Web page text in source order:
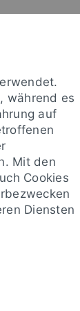
während es
auf
Mit den
Cookies
Diensten